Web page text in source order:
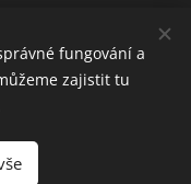
fungování a
zajistit tu